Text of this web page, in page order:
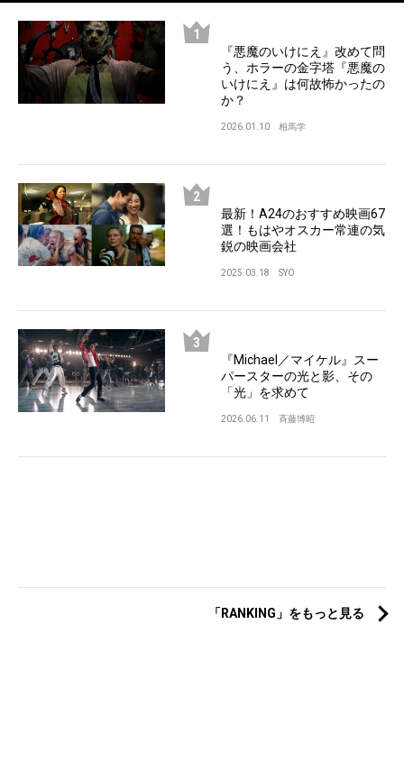
『悪魔のいけにえ』改めて問
う、ホラーの金字塔『悪魔の
いけにえ』は何故怖かったの
か？
2026.01.10 相馬学
最新！A24のおすすめ映画67
選！もはやオスカー常連の気
鋭の映画会社
2025.03.18 SYO
『Michael／マイケル』スー
パースターの光と影、その
「光」を求めて
2026.06.11 斉藤博昭
「RANKING」をもっと見る